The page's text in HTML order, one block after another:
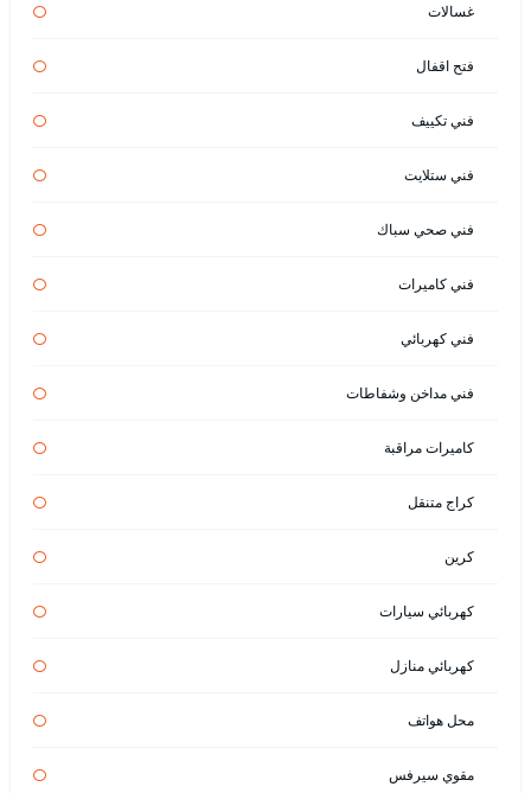
غسالات
فتح اقفال
فني تكييف
فني ستلايت
فني صحي سباك
فني كاميرات
فني كهربائي
فني مداخن وشفاطات
كاميرات مراقبة
كراج متنقل
كرين
كهربائي سيارات
كهربائي منازل
محل هواتف
مقوي سيرفس